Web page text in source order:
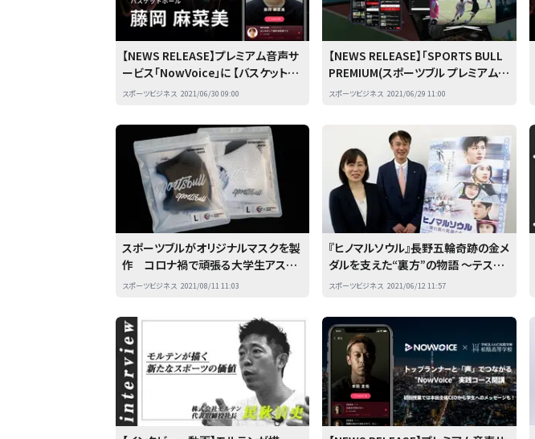
【NEWS RELEASE】プレミアム音声サ
ービス「NowVoice」に 【バスケットボ
ール・藤岡麻菜美氏】がトップランナー
スポーツビジネス 2021/06/30 09:00
【NEWS RELEASE】「SPORTS BULL
PREMIUM(スポーツブル プレミアム)」
リリースのお知らせ
スポーツビジネス 2021/06/29 11:00
スポーツブルがオリジナルマスクを製
作 コロナ禍で頑張る大学生アスリ
ートを応援！
スポーツビジネス 2021/08/11 11:03
『ヒノマルソウル』⻑野五輪奇跡の⾦メ
ダルを⽀えた“裏⽅”の物語 〜テスト
ジャンパーの⻄⽅さん、吉泉さんが舞
スポーツビジネス 2021/06/12 11:57